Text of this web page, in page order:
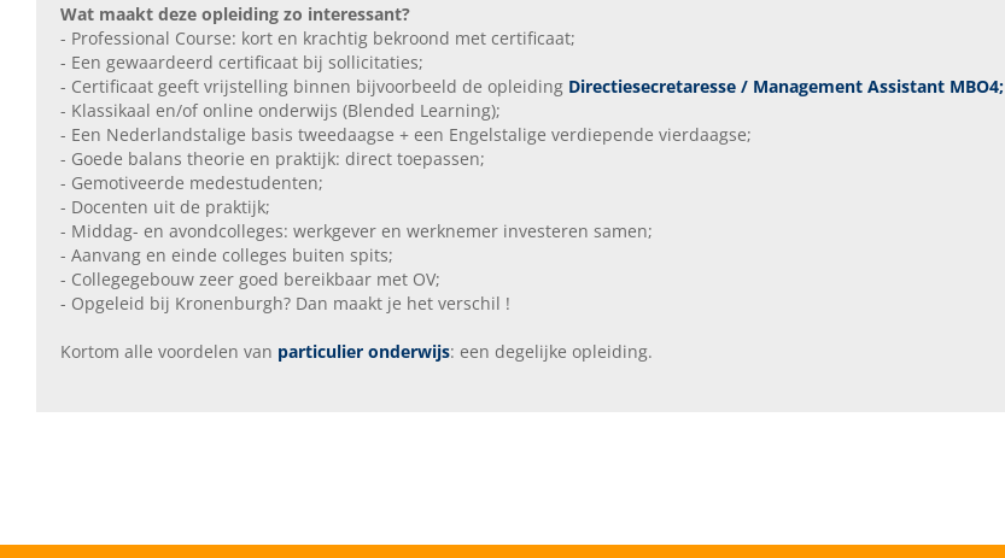
Wat maakt deze opleiding zo interessant?
- Professional Course: kort en krachtig bekroond met certificaat;
- Een gewaardeerd certificaat bij sollicitaties;
- Certificaat geeft vrijstelling binnen bijvoorbeeld de opleiding Directiesecretaresse / Management Assistant MBO4;
- Klassikaal en/of online onderwijs (Blended Learning);
- Een Nederlandstalige basis tweedaagse + een Engelstalige verdiepende vierdaagse;
- Goede balans theorie en praktijk: direct toepassen;
- Gemotiveerde medestudenten;
- Docenten uit de praktijk;
- Middag- en avondcolleges: werkgever en werknemer investeren samen;
- Aanvang en einde colleges buiten spits;
- Collegegebouw zeer goed bereikbaar met OV;
- Opgeleid bij Kronenburgh? Dan maakt je het verschil !
Kortom alle voordelen van particulier onderwijs: een degelijke opleiding.